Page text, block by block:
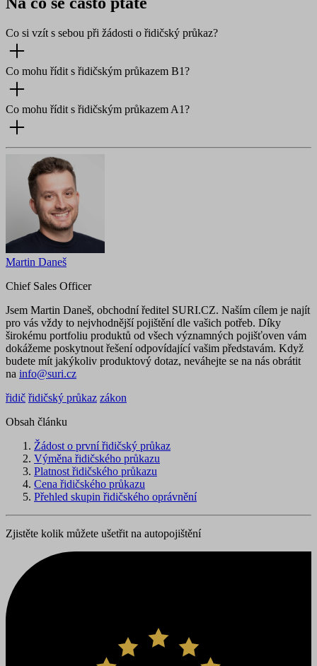
Co si vzít s sebou při žádosti o řidičský průkaz?
Co mohu řídit s řidičským průkazem B1?
Co mohu řídit s řidičským průkazem A1?
Martin Daneš
Chief Sales Officer
Jsem Martin Daneš, obchodní ředitel SURI.CZ. Naším cílem je najít
pro vás vždy to nejvhodnější pojištění dle vašich potřeb. Díky
širokému portfoliu produktů od všech významných pojišťoven vám
dokážeme poskytnout řešení odpovídající vašim představám. Když
budete mít jakýkoliv produktový dotaz, neváhejte se na nás obrátit
na info@suri.cz
řidič řidičský průkaz zákon
Obsah článku
Žádost o první řidičský průkaz
Výměna řidičského průkazu
Platnost řidičského průkazu
Cena řidičského průkazu
Přehled skupin řidičského oprávnění
Zjistěte kolik můžete ušetřit na autopojištění